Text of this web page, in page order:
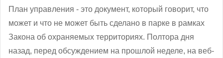
План управления - это документ, который говорит, что
может и что не может быть сделано в парке в рамках
Закона об охраняемых территориях. Полтора дня
назад, перед обсуждением на прошлой неделе, на веб-